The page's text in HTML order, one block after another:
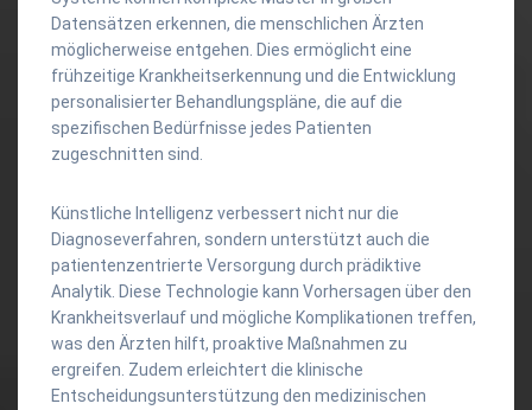
Datensätzen erkennen, die menschlichen Ärzten
möglicherweise entgehen. Dies ermöglicht eine
frühzeitige Krankheitserkennung und die Entwicklung
personalisierter Behandlungspläne, die auf die
spezifischen Bedürfnisse jedes Patienten
zugeschnitten sind.
Künstliche Intelligenz verbessert nicht nur die
Diagnoseverfahren, sondern unterstützt auch die
patientenzentrierte Versorgung durch prädiktive
Analytik. Diese Technologie kann Vorhersagen über den
Krankheitsverlauf und mögliche Komplikationen treffen,
was den Ärzten hilft, proaktive Maßnahmen zu
ergreifen. Zudem erleichtert die klinische
Entscheidungsunterstützung den medizinischen